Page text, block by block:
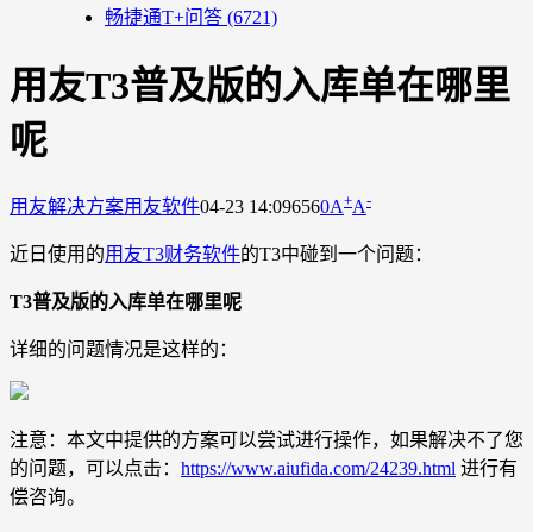
畅捷通T+问答 (6721)
用友T3普及版的入库单在哪里
呢
用友解决方案用友软件04-23 14:096560A+A-
近日使用的用友T3财务软件的T3中碰到一个问题：
T3普及版的入库单在哪里呢
详细的问题情况是这样的：
注意：本文中提供的方案可以尝试进行操作，如果解决不了您
的问题，可以点击： https://www.aiufida.com/24239.html 进行有
偿咨询。